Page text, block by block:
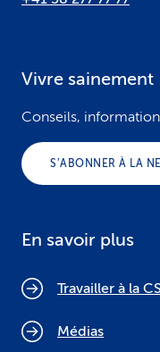
Vivre sainement
Conseils,
S’ABONNER À LA
En savoir plus
Travailler à la
Médias